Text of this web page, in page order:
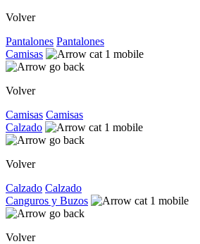
Volver
Pantalones Pantalones
Camisas
Volver
Camisas Camisas
Calzado
Volver
Calzado Calzado
Canguros y Buzos
Volver